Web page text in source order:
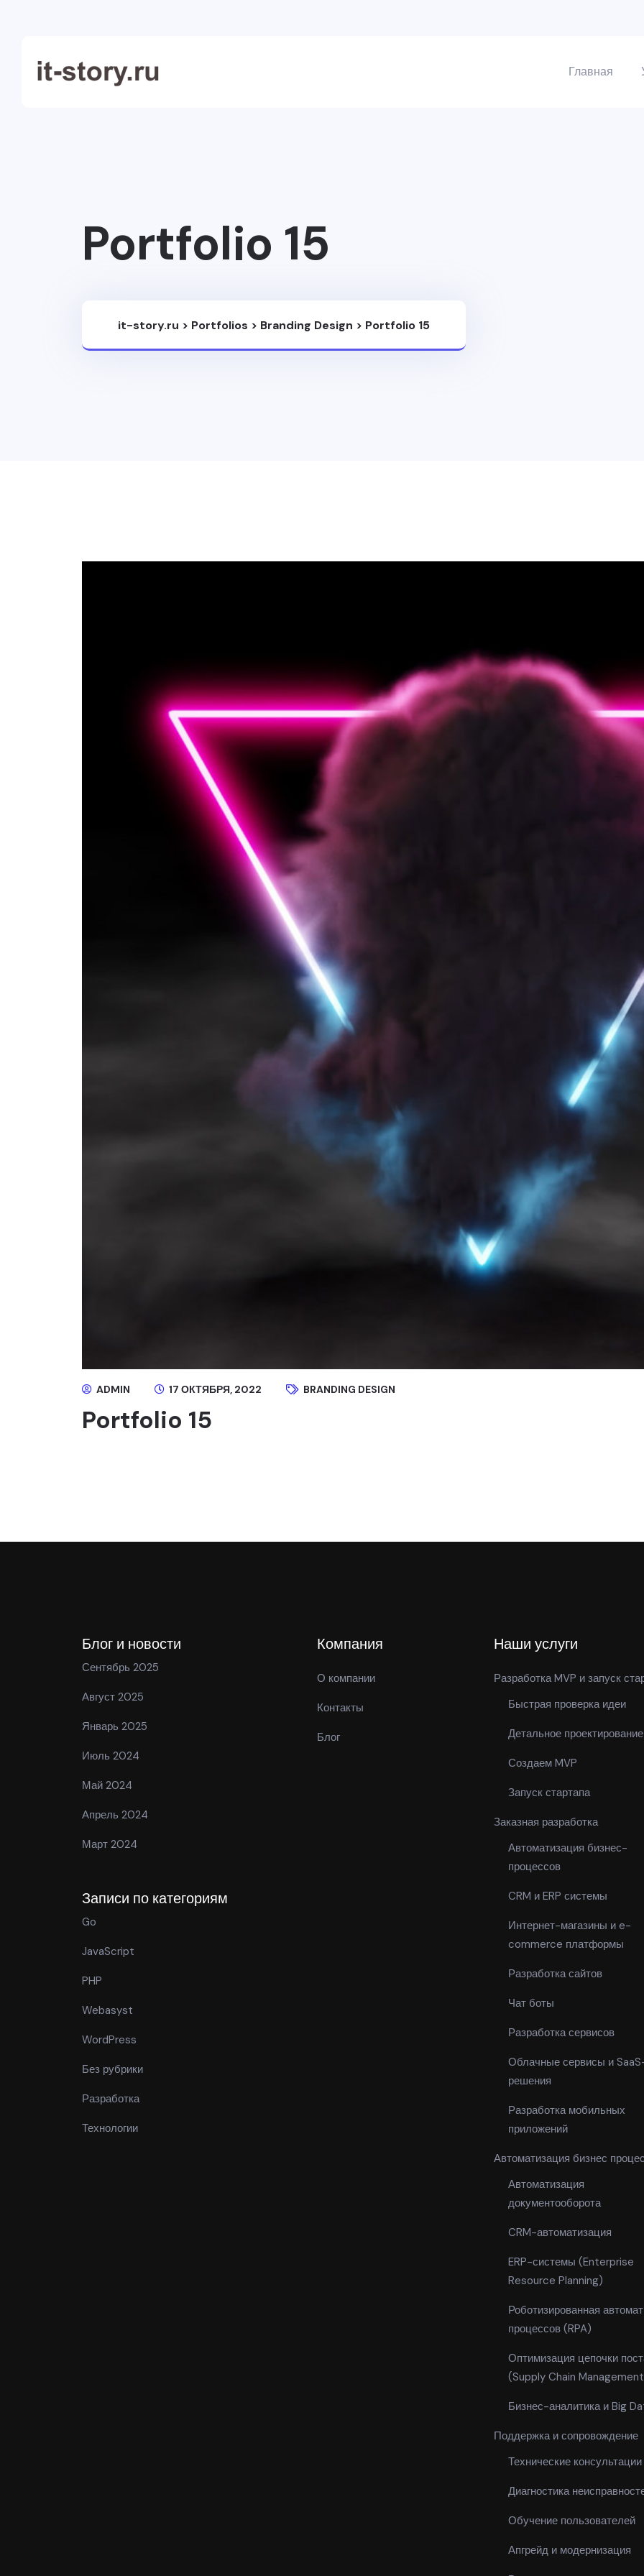
Главная
Portfolio 15
it-story.ru > Portfolios > Branding Design > Portfolio 15
ADMIN 17 ОКТЯБРЯ, 2022 BRANDING DESIGN
Portfolio 15
Блог и новости
Сентябрь 2025
Август 2025
Январь 2025
Июль 2024
Май 2024
Апрель 2024
Март 2024
Записи по категориям
Go
JavaScript
PHP
Webasyst
WordPress
Без рубрики
Разработка
Технологии
Компания
О компании
Контакты
Блог
Наши услуги
Разработка MVP и запуск
Быстрая проверка идеи
Детальное проектирование
Создаем MVP
Запуск стартапа
Заказная разработка
Автоматизация бизнес-
процессов
CRM и ERP системы
Интернет-магазины и e-
commerce платформы
Разработка сайтов
Чат боты
Разработка сервисов
Облачные сервисы и
решения
Разработка мобильных
приложений
Автоматизация бизнес
Автоматизация
документооборота
CRM-автоматизация
ERP-системы (Enterprise
Resource Planning)
Роботизированная
процессов (RPA)
Оптимизация цепочки
(Supply Chain
Бизнес-аналитика и Big
Поддержка и сопровождение
Технические консультации
Диагностика
Обучение пользователей
Апгрейд и модернизация